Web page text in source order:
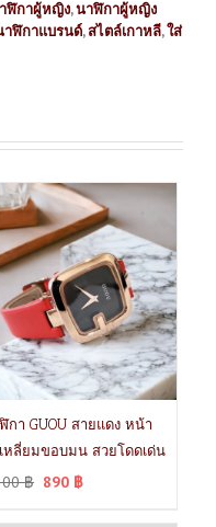
ฬิกาผู้หญิง,นาฬิกาผู้หญิง
าฬิกาแบรนด์,สไตล์เกาหลี,ใส่
กา GUOU สายแดง หน้า
หลี่ยมขอบมน สวยโดดเด่น
฿ 890 ฿